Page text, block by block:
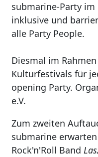
submarine-Party im
inklusive und
alle Party People.
Diesmal im
Kulturfestivals für
opening Party.
e.V.
Zum zweiten
submarine
Rock'n'Roll Band